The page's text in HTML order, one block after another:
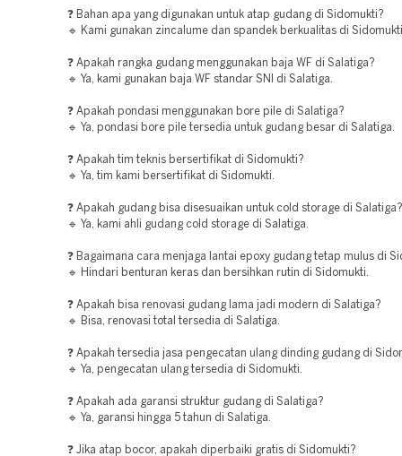
❓ Bahan apa yang digunakan untuk atap gudang di Sidomukti?
🔹 Kami gunakan zincalume dan spandek berkualitas di
❓ Apakah rangka gudang menggunakan baja WF di Salatiga?
🔹 Ya, kami gunakan baja WF standar SNI di Salatiga.
❓ Apakah pondasi menggunakan bore pile di Salatiga?
🔹 Ya, pondasi bore pile tersedia untuk gudang besar di Salatiga.
❓ Apakah tim teknis bersertifikat di Sidomukti?
🔹 Ya, tim kami bersertifikat di Sidomukti.
❓ Apakah gudang bisa disesuaikan untuk cold storage di Salatiga?
🔹 Ya, kami ahli gudang cold storage di Salatiga.
❓ Bagaimana cara menjaga lantai epoxy gudang tetap mulus di
🔹 Hindari benturan keras dan bersihkan rutin di Sidomukti.
❓ Apakah bisa renovasi gudang lama jadi modern di Salatiga?
🔹 Bisa, renovasi total tersedia di Salatiga.
❓ Apakah tersedia jasa pengecatan ulang dinding gudang di
🔹 Ya, pengecatan ulang tersedia di Sidomukti.
❓ Apakah ada garansi struktur gudang di Salatiga?
🔹 Ya, garansi hingga 5 tahun di Salatiga.
❓ Jika atap bocor, apakah diperbaiki gratis di Sidomukti?